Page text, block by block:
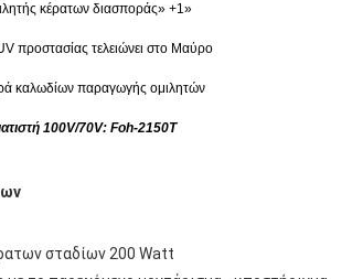
κέρατων διασποράς» +1»
προστασίας τελειώνει στο Μαύρο
καλωδίων παραγωγής ομιλητών
100V/70V: Foh-2150T
σταδίων 200 Watt